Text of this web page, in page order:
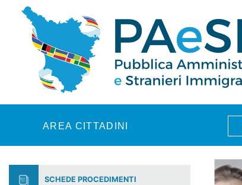
Skip to main content
AREA CITTADINI
SCHEDE PROCEDIMENTI